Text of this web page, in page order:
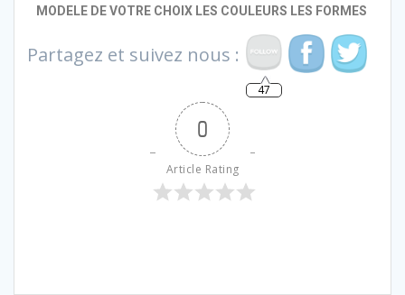
MODELE DE VOTRE CHOIX LES COULEURS LES FORMES
Partagez et suivez nous :
47
0
Article Rating